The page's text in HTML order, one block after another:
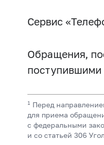
Сервис
Обращения,
1 Перед
для приема
с федеральными
и со статьей 306